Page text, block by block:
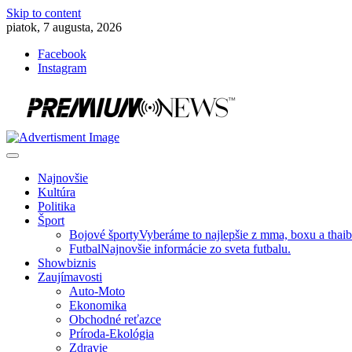
Skip to content
piatok, 7 augusta, 2026
Facebook
Instagram
Najnovšie
Kultúra
Politika
Šport
Bojové športyVyberáme to najlepšie z mma, boxu a
FutbalNajnovšie informácie zo sveta futbalu.
Showbiznis
Zaujímavosti
Auto-Moto
Ekonomika
Obchodné reťazce
Príroda-Ekológia
Zdravie